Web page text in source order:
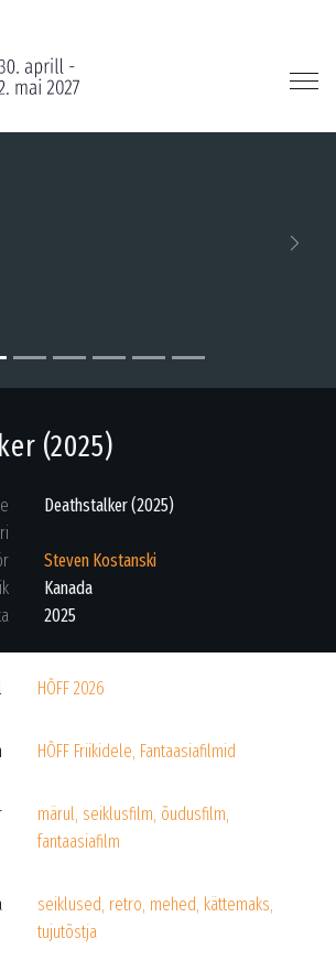
(2025)
Deathstalker (2025)
Steven Kostanski
Kanada
2025
HÕFF 2026
HÕFF Friikidele, Fantaasiafilmid
märul, seiklusfilm, õudusfilm,
fantaasiafilm
seiklused, retro, mehed, kättemaks,
tujutõstja